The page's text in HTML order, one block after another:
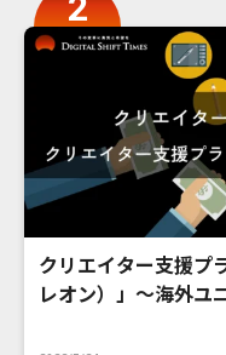
クリエイター支援プ
レオン）」〜海外ユ